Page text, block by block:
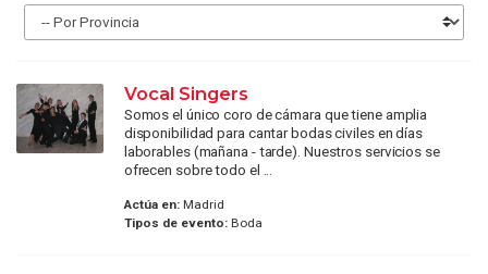
Vocal Singers
Somos el único coro de cámara que tiene amplia
disponibilidad para cantar bodas civiles en días
laborables (mañana - tarde). Nuestros servicios se
ofrecen sobre todo el ...
Actúa en:Madrid
Tipos de evento:Boda